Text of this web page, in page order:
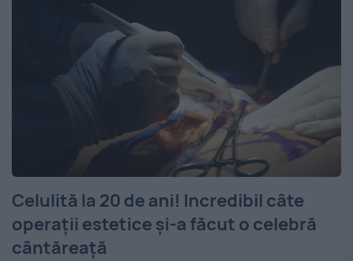
Celulită la 20 de ani! Incredibil câte
operații estetice și-a făcut o celebră
cântăreață